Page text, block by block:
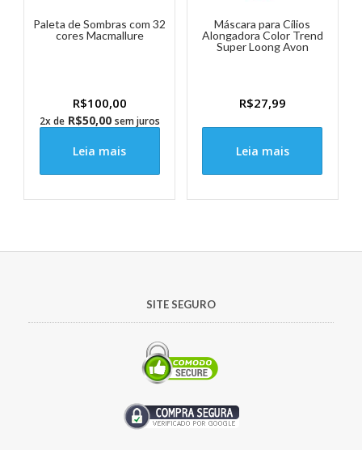
Paleta de Sombras com 32
cores Macmallure
R$100,00
2x de R$50,00 sem juros
Leia mais
Máscara para Cílios
Alongadora Color Trend
Super Loong Avon
R$27,99
Leia mais
SITE SEGURO